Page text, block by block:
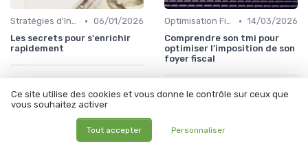
Stratégies d'Investissement en Bourse • 06/01/2026
Les secrets pour s'enrichir
rapidement
Optimisation Fiscale • 14/03/2026
Comprendre son tmi pour
optimiser l’imposition de son
foyer fiscal
Les articles par date
Ce site utilise des cookies et vous donne le contrôle sur ceux que
vous souhaitez activer
Tout accepter Personnaliser